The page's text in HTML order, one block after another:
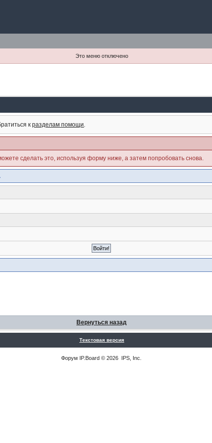
Это меню отключено
кразделам помощи.
сделать это, используя форму ниже, а затем попробовать снова.
Вернуться назад
Текстовая версия
Форум IP.Board © 2026 IPS, Inc